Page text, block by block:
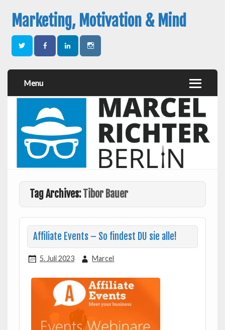
Marketing, Motivation & Mind
Menu
Tag Archives:Tibor Bauer
Affiliate Events – So findest DU sie alle!
5. Juli 2023 Marcel